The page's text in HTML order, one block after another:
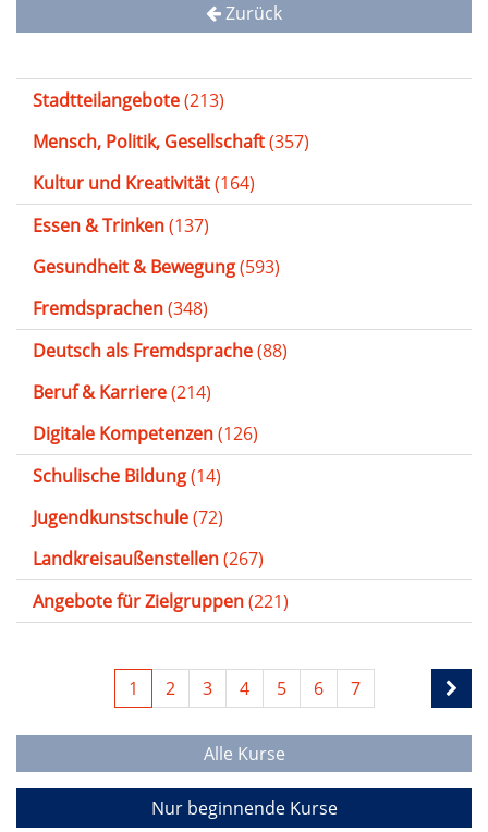
Zurück
Stadtteilangebote(213)
Mensch, Politik, Gesellschaft(357)
Kultur und Kreativität(164)
Essen & Trinken(137)
Gesundheit & Bewegung(593)
Fremdsprachen(348)
Deutsch als Fremdsprache(88)
Beruf & Karriere(214)
Digitale Kompetenzen(126)
Schulische Bildung(14)
Jugendkunstschule(72)
Landkreisaußenstellen(267)
Angebote für Zielgruppen(221)
1 2 3 4 5 6 7
Alle Kurse
Nur beginnende Kurse